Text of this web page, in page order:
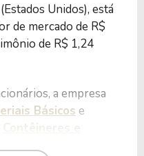
Unidos), está
de mercado de R$
de R$ 1,24
a empresa
Básicos e
Contêineres e